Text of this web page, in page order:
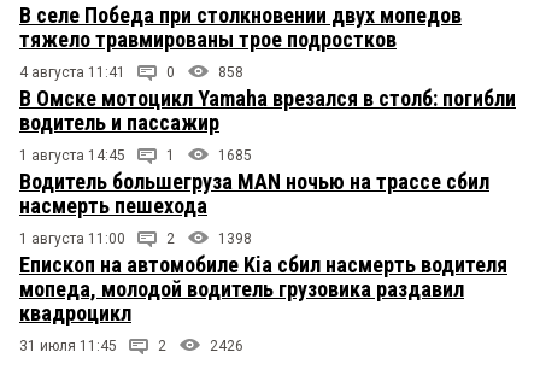
В селе Победа при столкновении двух мопедов
тяжело травмированы трое подростков
4 августа 11:41 0 858
В Омске мотоцикл Yamaha врезался в столб: погибли
водитель и пассажир
1 августа 14:45 1 1685
Водитель большегруза MAN ночью на трассе сбил
насмерть пешехода
1 августа 11:00 2 1398
Епископ на автомобиле Kia сбил насмерть водителя
мопеда, молодой водитель грузовика раздавил
квадроцикл
31 июля 11:45 2 2426